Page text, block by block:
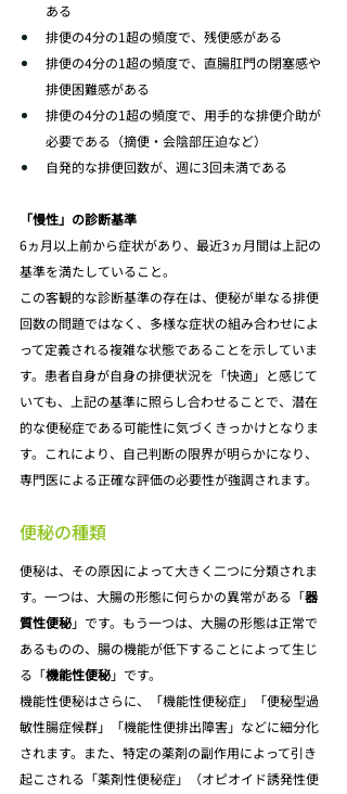
ある
排便の4分の1超の頻度で、残便感がある
排便の4分の1超の頻度で、直腸肛門の閉塞感や
排便困難感がある
排便の4分の1超の頻度で、用手的な排便介助が
必要である（摘便・会陰部圧迫など）
自発的な排便回数が、週に3回未満である
「慢性」の診断基準
6ヵ月以上前から症状があり、最近3ヵ月間は上記の
基準を満たしていること。
この客観的な診断基準の存在は、便秘が単なる排便
回数の問題ではなく、多様な症状の組み合わせによ
って定義される複雑な状態であることを示していま
す。患者自身が自身の排便状況を「快適」と感じて
いても、上記の基準に照らし合わせることで、潜在
的な便秘症である可能性に気づくきっかけとなりま
す。これにより、自己判断の限界が明らかになり、
専門医による正確な評価の必要性が強調されます。
便秘の種類
便秘は、その原因によって大きく二つに分類されま
す。一つは、大腸の形態に何らかの異常がある「器
質性便秘」です。もう一つは、大腸の形態は正常で
あるものの、腸の機能が低下することによって生じ
る「機能性便秘」です。
機能性便秘はさらに、「機能性便秘症」「便秘型過
敏性腸症候群」「機能性便排出障害」などに細分化
されます。また、特定の薬剤の副作用によって引き
起こされる「薬剤性便秘症」（オピオイド誘発性便